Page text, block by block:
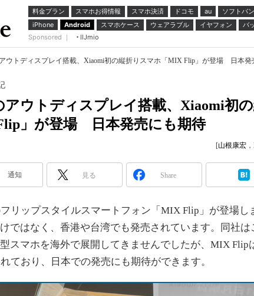
料金プラン スマホお得情報 スマホ決済 ドコモ au ソフトバ
iPhone
Android スマホケース ウェアラブル イヤフォン バ
Sponsored ｜
IIJmio
ウトディスプレイ搭載、Xiaomi初の縦折りスマホ「MIX Flip」が登場 日本発
アウトディスプレイ搭載、Xiaomi初
」が登場 日本発売にも期待
[山根康宏 ，
通知 見る Share
リップスタイルスマートフォン「MIX Flip」が登場し
ではなく、香港や台湾でも発売されています。同社は
スマホを海外で展開してきませんでしたが、MIX Flip
ており、日本での発売にも期待ができます。